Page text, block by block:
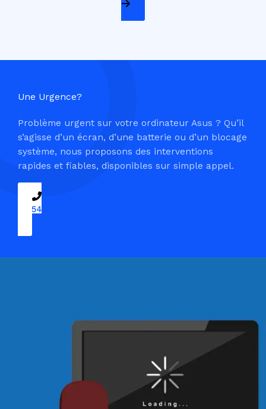
Une Urgence?
Problème urgent sur votre ordinateur Asus ? Qu’il
s’agisse d’un écran, d’une batterie ou d’un blocage
système, nous proposons des interventions
rapides et fiables, disponibles sur simple appel.
09 54 37 04 03